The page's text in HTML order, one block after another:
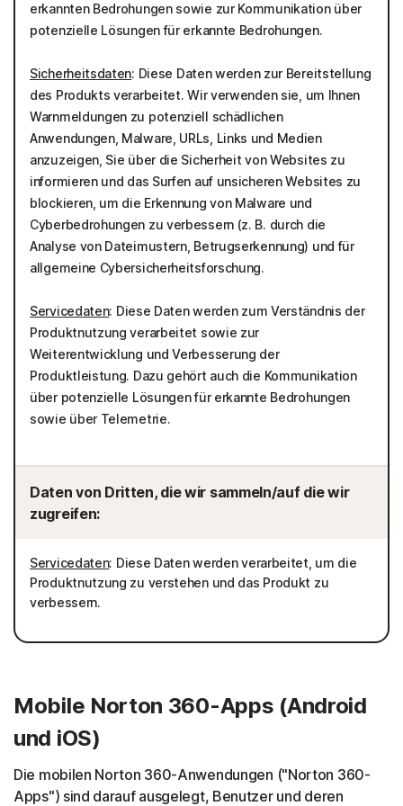
erkannten Bedrohungen sowie zur Kommunikation über
potenzielle Lösungen für erkannte Bedrohungen.
Sicherheitsdaten: Diese Daten werden zur Bereitstellung
des Produkts verarbeitet. Wir verwenden sie, um Ihnen
Warnmeldungen zu potenziell schädlichen
Anwendungen, Malware, URLs, Links und Medien
anzuzeigen, Sie über die Sicherheit von Websites zu
informieren und das Surfen auf unsicheren Websites zu
blockieren, um die Erkennung von Malware und
Cyberbedrohungen zu verbessern (z. B. durch die
Analyse von Dateimustern, Betrugserkennung) und für
allgemeine Cybersicherheitsforschung.
Servicedaten: Diese Daten werden zum Verständnis der
Produktnutzung verarbeitet sowie zur
Weiterentwicklung und Verbesserung der
Produktleistung. Dazu gehört auch die Kommunikation
über potenzielle Lösungen für erkannte Bedrohungen
sowie über Telemetrie.
Daten von Dritten, die wir sammeln/auf die wir
zugreifen:
Servicedaten: Diese Daten werden verarbeitet, um die
Produktnutzung zu verstehen und das Produkt zu
verbessern.
Mobile Norton 360-Apps (Android
und iOS)
Die mobilen Norton 360-Anwendungen ("Norton 360-
Apps") sind darauf ausgelegt, Benutzer und deren